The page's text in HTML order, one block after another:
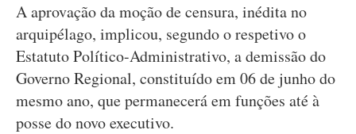
A aprovação da moção de censura, inédita no
arquipélago, implicou, segundo o respetivo o
Estatuto Político-Administrativo, a demissão do
Governo Regional, constituído em 06 de junho do
mesmo ano, que permanecerá em funções até à
posse do novo executivo.